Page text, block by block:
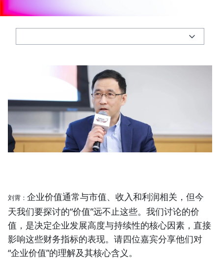
刘霄： 企业价值通常与市值、收入和利润相关，但今
天我们要探讨的“价值”远不止这些。我们讨论的价
值，是决定企业发展高度与持续性的核心因素，直接
影响这些财务指标的表现。请四位嘉宾分享他们对
“企业价值”的理解及其核心含义。